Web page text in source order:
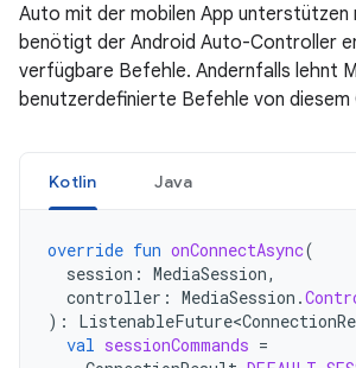
Auto mit der mobilen App unterstützen
benötigt der Android Auto-Controller
verfügbare Befehle. Andernfalls lehnt
benutzerdefinierte Befehle von
Kotlin Java
override fun onConnectAsync(
session : MediaSession,
controller : MediaSession .
):
val sessionCommands =